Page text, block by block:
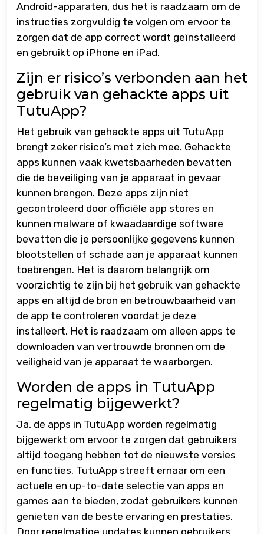
Android-apparaten, dus het is raadzaam om de
instructies zorgvuldig te volgen om ervoor te
zorgen dat de app correct wordt geïnstalleerd
en gebruikt op iPhone en iPad.
Zijn er risico’s verbonden aan het
gebruik van gehackte apps uit
TutuApp?
Het gebruik van gehackte apps uit TutuApp
brengt zeker risico’s met zich mee. Gehackte
apps kunnen vaak kwetsbaarheden bevatten
die de beveiliging van je apparaat in gevaar
kunnen brengen. Deze apps zijn niet
gecontroleerd door officiële app stores en
kunnen malware of kwaadaardige software
bevatten die je persoonlijke gegevens kunnen
blootstellen of schade aan je apparaat kunnen
toebrengen. Het is daarom belangrijk om
voorzichtig te zijn bij het gebruik van gehackte
apps en altijd de bron en betrouwbaarheid van
de app te controleren voordat je deze
installeert. Het is raadzaam om alleen apps te
downloaden van vertrouwde bronnen om de
veiligheid van je apparaat te waarborgen.
Worden de apps in TutuApp
regelmatig bijgewerkt?
Ja, de apps in TutuApp worden regelmatig
bijgewerkt om ervoor te zorgen dat gebruikers
altijd toegang hebben tot de nieuwste versies
en functies. TutuApp streeft ernaar om een
actuele en up-to-date selectie van apps en
games aan te bieden, zodat gebruikers kunnen
genieten van de beste ervaring en prestaties.
Door regelmatige updates kunnen gebruikers